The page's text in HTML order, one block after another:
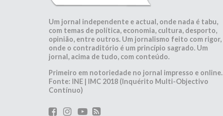
Um jornal independente e actual, onde nada é tabu,
com temas de política, economia, cultura, desporto,
opinião, entre outros. Um jornalismo feito com rigor,
onde o contraditório é um princípio sagrado. Um
jornal, acima de tudo, com conteúdo.
Primeiro em notoriedade no jornal impresso e online.
Fonte: INE | IMC 2018 (Inquérito Multi-Objectivo
Contínuo)